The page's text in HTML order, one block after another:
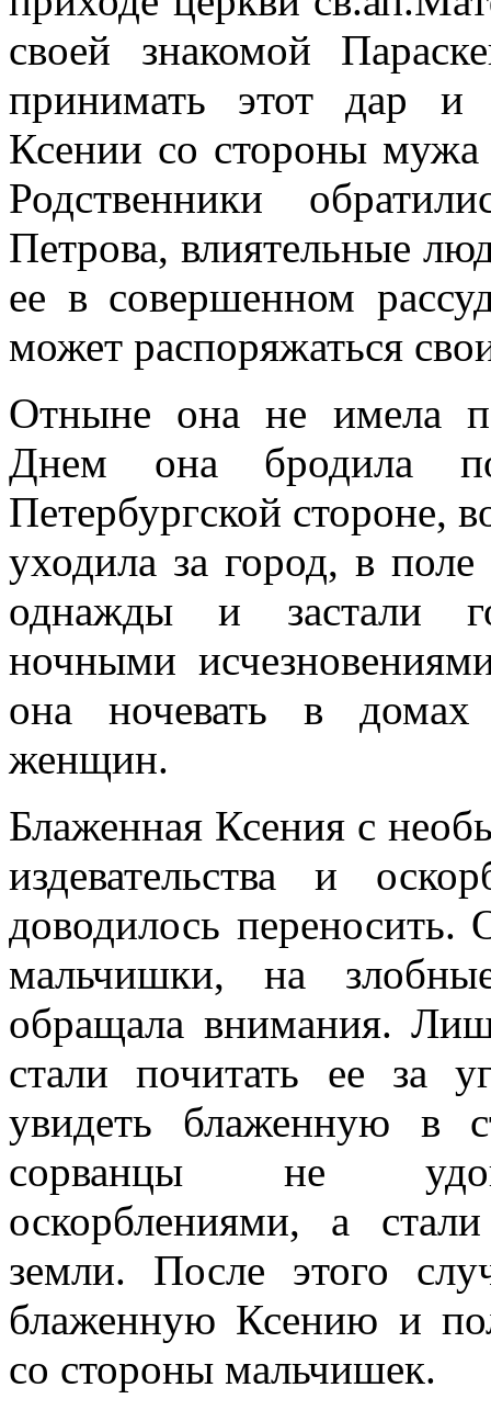
своей знакомой
принимать этот дар и
Ксении со стороны мужа
Родственники
Петрова, влиятельные
ее в совершенном
может распоряжаться
Отныне она не имела
Днем она бродила
Петербургской стороне,
уходила за город, в
однажды и застали
ночными
она ночевать в домах
женщин.
Блаженная Ксения с
издевательства и
доводилось
мальчишки, на
обращала внимания.
стали почитать ее за
увидеть блаженную в
сорванцы не
оскорблениями, а
земли. После этого
блаженную Ксению и
со стороны мальчишек.